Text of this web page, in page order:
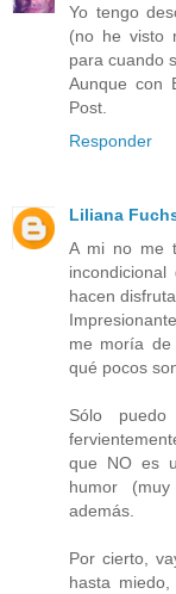
Yo tengo
(no he visto
para cuando
Aunque con
Post.
Responder
Liliana
A mi no me
hacen
me moría
qué pocos
Sólo
que NO es
humor
además.
Por cierto,
hasta